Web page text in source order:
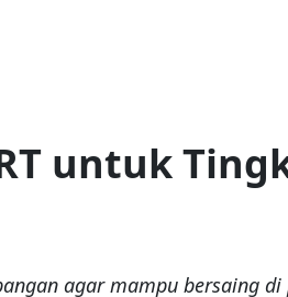
untuk
agar mampu bersaing